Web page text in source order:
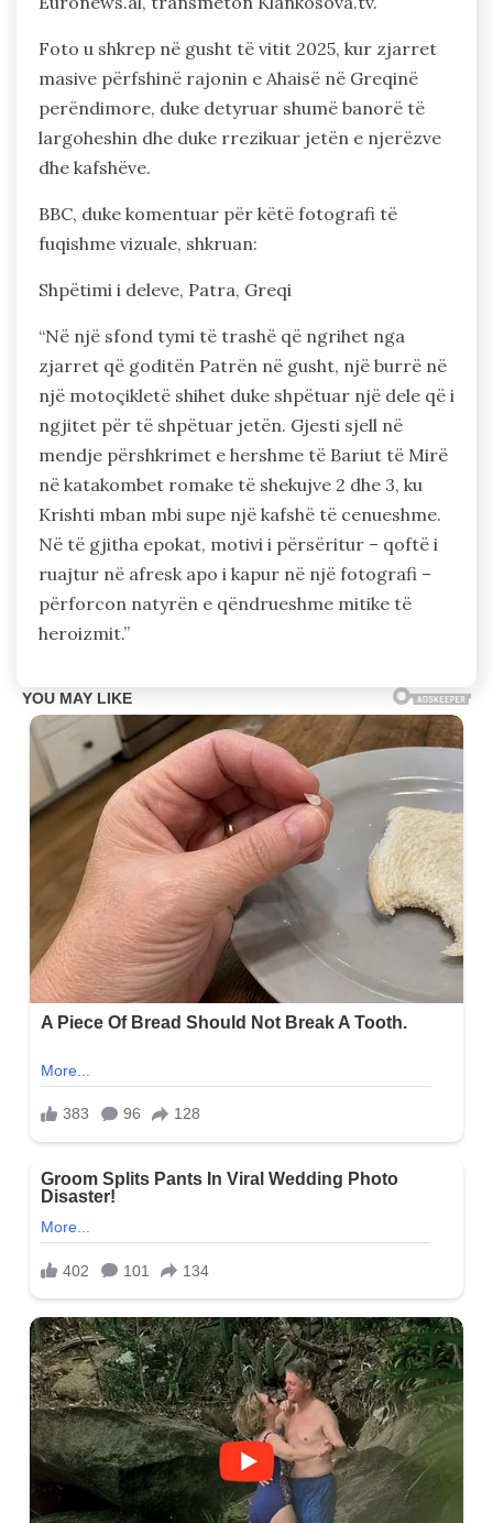
Foto u shkrep në gusht të vitit 2025, kur zjarret
masive përfshinë rajonin e Ahaisë në Greqinë
perëndimore, duke detyruar shumë banorë të
largoheshin dhe duke rrezikuar jetën e njerëzve
dhe kafshëve.
BBC, duke komentuar për këtë fotografi të
fuqishme vizuale, shkruan:
Shpëtimi i deleve, Patra, Greqi
“Në një sfond tymi të trashë që ngrihet nga
zjarret që goditën Patrën në gusht, një burrë në
një motoçikletë shihet duke shpëtuar një dele që i
ngjitet për të shpëtuar jetën. Gjesti sjell në
mendje përshkrimet e hershme të Bariut të Mirë
në katakombet romake të shekujve 2 dhe 3, ku
Krishti mban mbi supe një kafshë të cenueshme.
Në të gjitha epokat, motivi i përsëritur – qoftë i
ruajtur në afresk apo i kapur në një fotografi –
përforcon natyrën e qëndrueshme mitike të
heroizmit.”